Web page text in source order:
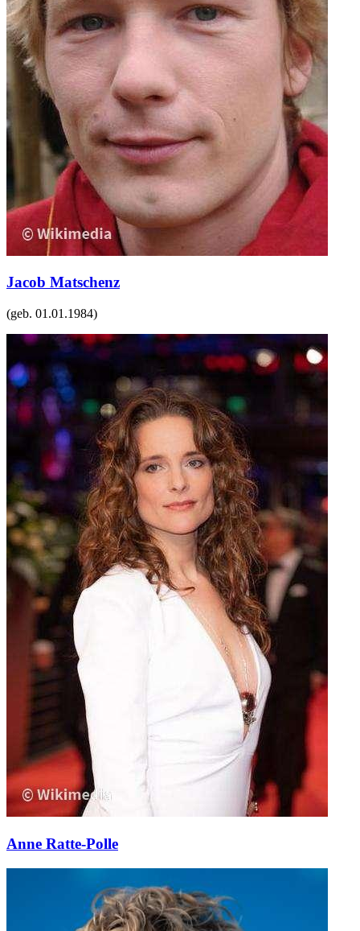
Jacob Matschenz
(geb. 01.01.1984)
Anne Ratte-Polle